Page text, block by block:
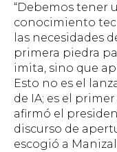
“Debemos tener
conocimiento
las necesidades
primera piedra
imita, sino que
Esto no es el
de IA; es el
afirmó el
discurso de
escogió a